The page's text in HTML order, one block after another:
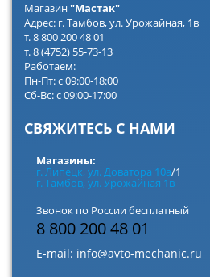
Магазин"Мастак"
Адрес: г. Тамбов, ул. Урожайная, 1в
т. 8 800 200 48 01
т. 8 (4752) 55-73-13
Работаем:
Пн-Пт: с 09:00-18:00
Сб-Вс: с 09:00-17:00
СВЯЖИТЕСЬ С НАМИ
Магазины:
г. Липецк, ул. Доватора 10а/1
г. Тамбов, ул. Урожайная 1в
Звонок по России бесплатный
8 800 200 48 01
E-mail: info@avto-mechanic.ru